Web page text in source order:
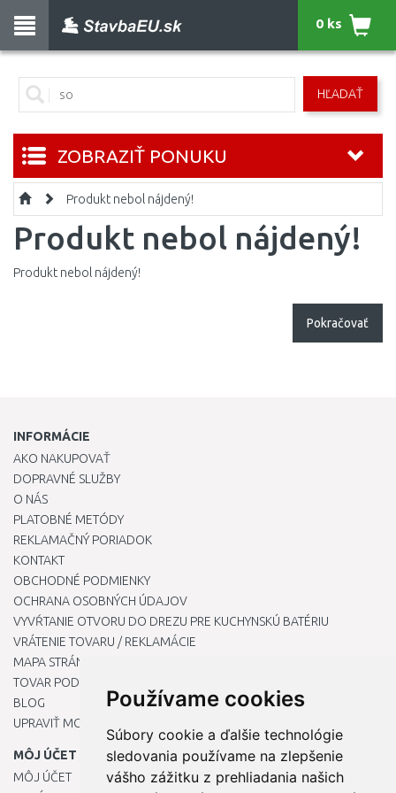
Používame cookies
Súbory cookie a ďalšie technológie
sledovania používame na zlepšenie
vášho zážitku z prehliadania našich
HĽADAŤ
0 ks
ZOBRAZIŤ PONUKU
Produkt nebol nájdený!
Produkt nebol nájdený!
Produkt nebol nájdený!
Pokračovať
INFORMÁCIE
AKO NAKUPOVAŤ
DOPRAVNÉ SLUŽBY
O NÁS
PLATOBNÉ METÓDY
REKLAMAČNÝ PORIADOK
KONTAKT
OBCHODNÉ PODMIENKY
OCHRANA OSOBNÝCH ÚDAJOV
VYVŔTANIE OTVORU DO DREZU PRE KUCHYNSKÚ BATÉRIU
VRÁTENIE TOVARU / REKLAMÁCIE
MAPA STRÁNOK
TOVAR PODĽA ZNAČIEK
BLOG
UPRAVIŤ MOJE PREDVOĽBY COOKIES
MÔJ ÚČET
MÔJ ÚČET